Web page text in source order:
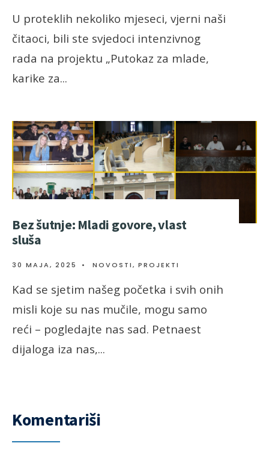
U proteklih nekoliko mjeseci, vjerni naši
čitaoci, bili ste svjedoci intenzivnog
rada na projektu „Putokaz za mlade,
karike za...
Bez šutnje: Mladi govore, vlast
sluša
30 MAJA, 2025 • NOVOSTI, PROJEKTI
Kad se sjetim našeg početka i svih onih
misli koje su nas mučile, mogu samo
reći – pogledajte nas sad. Petnaest
dijaloga iza nas,...
Komentariši